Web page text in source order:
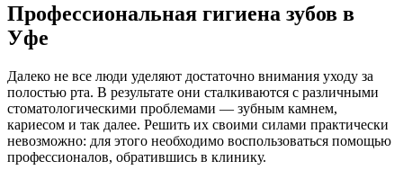
Профессиональная гигиена зубов в
Уфе
Далеко не все люди уделяют достаточно внимания уходу за
полостью рта. В результате они сталкиваются с различными
стоматологическими проблемами — зубным камнем,
кариесом и так далее. Решить их своими силами практически
невозможно: для этого необходимо воспользоваться помощью
профессионалов, обратившись в клинику.